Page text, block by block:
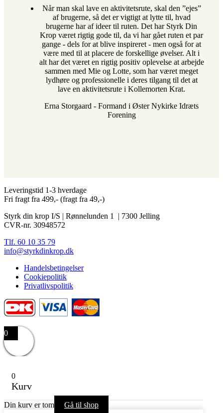
Når man skal lave en aktivitetsrute, skal den ”ejes”
af brugerne, så det er vigtigt at lytte til, hvad
brugerne har af ideer til ruten. Det har Styrk Din
Krop været rigtig gode til, da vi har gået ruten et par
gange - dels for at blive inspireret - men også for at
være med til at placere de forskellige øvelser. Alt i
alt har det været en rigtig positiv oplevelse at arbejde
sammen med Mie og Lotte, som har været meget
lydhøre og professionelle i deres tilgang til det at
lave en aktivitetsrute i Kollemorten Krat.
Erna Storgaard - Formand i Øster Nykirke Idræts
Forening
Leveringstid 1-3 hverdage
Fri fragt fra 499,- (fragt fra 49,-)
Styrk din krop I/S | Rønnelunden 1 | 7300 Jelling
CVR-nr. 30948572
Tlf. 60 10 35 79
info@styrkdinkrop.dk
Handelsbetingelser
Cookiepolitik
Privatlivspolitik
0
0
Kurv
Din kurv er tom Gå til shop